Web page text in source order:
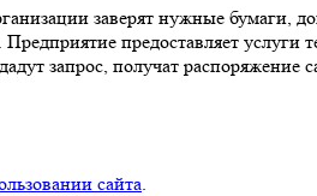
заверят нужные бумаги,
предоставляет услуги
запрос, получат распоряжение
сайта